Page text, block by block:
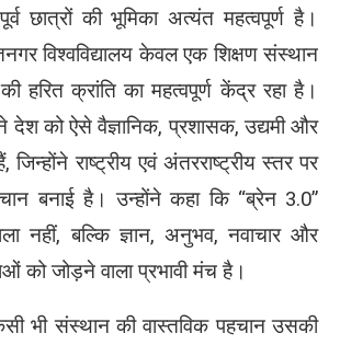
पूर्व छात्रों की भूमिका अत्यंत महत्वपूर्ण है।
विश्वविद्यालय केवल एक शिक्षण संस्थान
हरित क्रांति का महत्वपूर्ण केंद्र रहा है।
ने देश को ऐसे वैज्ञानिक, प्रशासक, उद्यमी और
जिन्होंने राष्ट्रीय एवं अंतरराष्ट्रीय स्तर पर
बनाई है। उन्होंने कहा कि “ब्रेन 3.0”
नहीं, बल्कि ज्ञान, अनुभव, नवाचार और
को जोड़ने वाला प्रभावी मंच है।
भी संस्थान की वास्तविक पहचान उसकी